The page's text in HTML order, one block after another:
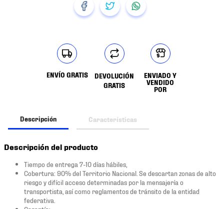
ENVÍO GRATIS
DEVOLUCIÓN
GRATIS
ENVIADO Y
VENDIDO
POR
Descripción Características
Descripción del producto
Tiempo de entrega 7-10 días hábiles,
Cobertura: 90% del Territorio Nacional. Se descartan zonas de alto
riesgo y difícil acceso determinadas por la mensajería o
transportista, así como reglamentos de tránsito de la entidad
federativa.